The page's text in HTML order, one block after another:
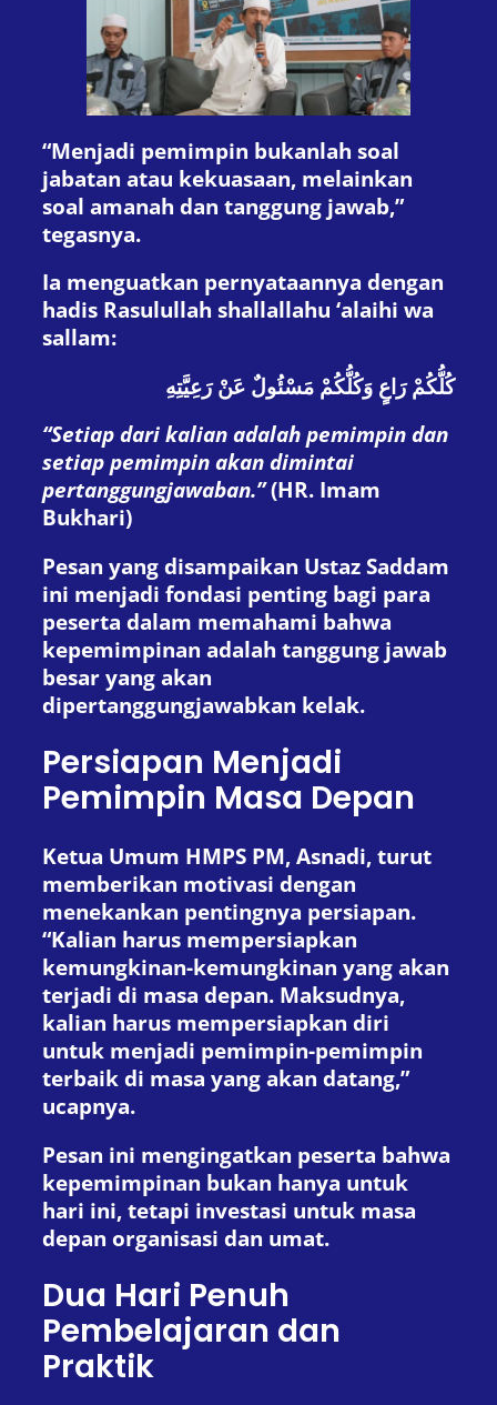
“Menjadi pemimpin bukanlah soal
jabatan atau kekuasaan, melainkan
soal amanah dan tanggung jawab,”
tegasnya.
Ia menguatkan pernyataannya dengan
hadis Rasulullah shallallahu ‘alaihi wa
sallam:
كُلُّكُمْ رَاعٍ وَكُلُّكُمْ مَسْئُولٌ عَنْ رَعِيَّتِهِ
“Setiap dari kalian adalah pemimpin dan
setiap pemimpin akan dimintai
pertanggungjawaban.”(HR. Imam
Bukhari)
Pesan yang disampaikan Ustaz Saddam
ini menjadi fondasi penting bagi para
peserta dalam memahami bahwa
kepemimpinan adalah tanggung jawab
besar yang akan
dipertanggungjawabkan kelak.
Persiapan Menjadi
Pemimpin Masa Depan
Ketua Umum HMPS PM, Asnadi, turut
memberikan motivasi dengan
menekankan pentingnya persiapan.
“Kalian harus mempersiapkan
kemungkinan-kemungkinan yang akan
terjadi di masa depan. Maksudnya,
kalian harus mempersiapkan diri
untuk menjadi pemimpin-pemimpin
terbaik di masa yang akan datang,”
ucapnya.
Pesan ini mengingatkan peserta bahwa
kepemimpinan bukan hanya untuk
hari ini, tetapi investasi untuk masa
depan organisasi dan umat.
Dua Hari Penuh
Pembelajaran dan
Praktik